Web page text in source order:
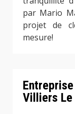
par Mario
projet de
mesure!
Villiers Le